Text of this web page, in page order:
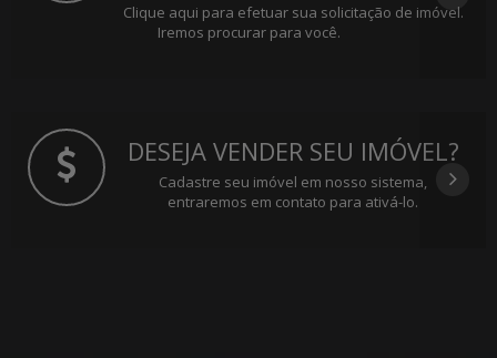
Clique aqui para efetuar sua solicitação de imóvel.
Iremos procurar para você.
DESEJA VENDER SEU IMÓVEL?
Cadastre seu imóvel em nosso sistema,
entraremos em contato para ativá-lo.